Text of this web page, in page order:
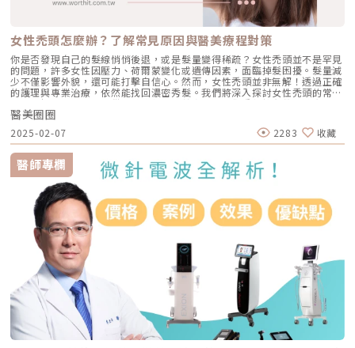
雕與雷射保養等術式時間短、顯效快且修復期短的輕醫美療程為主，嚴選先
進安全的醫美儀器，並由聖宜醫美團隊專業資深的醫師群與富愛心、耐心的
護理人員，提供民眾最合適的療程方案，讓愛美的妳利用午休短暫的時間空
檔體驗輕醫美的魅力！聖宜醫美集團行銷長洪淑媛表示 ：「聖宜診所開業
至今秉持初心，以『精雕細琢 完美妳型』的品牌精神，專業、安全、負責
任地為追求極致美麗的顧客創造價值。板橋館的開幕不僅實踐聖宜診所佈局
新北都會區的承諾，更代表聖宜診所高品質醫美服務密度的擴大。未來聖宜
醫美將持續串聯全台都會商圈，推動展店計畫，以合理實惠的價格提供優異
醫療品質與服務，拓展聖宜美麗生活圈，造福更多愛美民眾。」聖宜診所新
北市第一間分館今(22)隆重開幕。聖宜年度品牌大使許藍方(左二)、聖宜醫
美集團行銷長洪淑媛(中)與聖宜診所板橋館院長古恬音(右二)共同出席見
證。圖/聖宜診所提供。聖宜診所明星醫師古恬音領軍 專業團隊給妳高效優
質的呵護聖宜診所板橋館由聖宜明星醫師古恬音醫師與陳亮宇醫師擔任院
長，提供民眾不間斷的專業醫美療程服務。古恬音醫師擁有專業的美容醫學
知識，對於美學有獨到眼光，能因應求診者的條件需求量身規劃療程方案，
看診時親切、治療時果斷的風格備受好評；陳亮宇醫師則善於觀察時下臉型
線條，對想要保留個人風格的民眾提供細心實在的微調與保養建議，讓民眾
享有輕鬆舒適的變美體驗。板橋館開幕當日古恬音院長也親自出席，古恬音
院長表示：「在醫美成為熱門保養選項的今日，越來越多人了解醫美不是年
長者專屬，不同年齡層都能根據自己在意的部分尋求諮詢，一般來說現在女
性朋友都希望能看起來自帶光芒，有好的氣色面容，因此緊緻輪廓與立體五
官的療程與保養都相當受到歡迎；然而，除了專業與品質的要求外，忙碌的
生活步調讓更多民眾希望可以在短時間內看到一定的效果，高效、自然已成
為醫美關鍵字，因此對電音波、玻尿酸、肉毒等術後修復期短且顯效快的療
程接受度相當高；最後，也因為對高效的期待，所以在療程方案上也更趨向
複合、客製的規劃。」古院長接著表示，「聖宜診所進駐新北交通與商業樞
紐的板橋，就是看準板橋龐大的年輕、小資族群，以及他們對高效保養的期
待，以專業精質服務、安全合格的醫美儀器與舒適環境空間，提供最適切、
高效的客製化療程。希望每位蒞臨聖宜板橋館的愛美人士，都能在最寶貴的
時間內得到最美麗的體驗。」聖宜醫美在板橋開設全台第七間暨新北第一間
分館，串連台北市的忠孝與站前館，打造捷運藍線美麗「聖宜站」，擴大服
女性禿頭怎麼辦？了解常見原因與醫美療程對策
你是否發現自己的髮線悄悄後退，或是髮量變得稀疏？女性禿頭並不是罕見
的問題，許多女性因壓力、荷爾蒙變化或遺傳因素，面臨掉髮困擾。髮量減
少不僅影響外貌，還可能打擊自信心。然而，女性禿頭並非無解！透過正確
的護理與專業治療，依然能找回濃密秀髮。我們將深入探討女性禿頭的常見
原因、解決對策，並提供醫美療程的改善方法，讓你重新擁有豐盈健康的頭
髮！女性禿頭10大常見原因當發現自己的髮量逐漸變少，髮際線悄悄後退，
許多女性會感到焦慮不安。其實，女性禿頭的成因相當多元，可能與荷爾蒙
變化、壓力、遺傳，甚至是日常習慣有關。想要改善掉髮問題，首先要了解
背後的原因，才能找到適合自己的解決方案。以下整理出女性禿頭的常見原
因，幫助你找出可能的影響因素，及早調整對策！1. 荷爾蒙變化更年期、懷
孕、生產後，甚至多囊性卵巢症候群（PCOS）都可能影響雌激素與雄激素
平衡，導致掉髮增加。2. 遺傳因素如果家族中女性成員有禿頭病史，可能會
遺傳相應的基因，導致髮量減少，這被稱為「女性型雄性禿」。3. 壓力與生
活習慣長期壓力、睡眠不足、熬夜、飲食不均衡，會影響毛囊健康，甚至導
致「休止期掉髮」。4. 頭皮健康問題脂溢性皮膚炎、頭皮發炎、乾燥或油脂
過多，都可能影響毛囊環境，導致髮根脆弱、容易掉落。5. 營養不良或飲食
不均衡缺乏蛋白質、鐵質、維生素B群、鋅等關鍵營養素，會影響頭髮的生
長與強韌度，造成髮絲變細、易掉落。6. 過度燙染與造型傷害頻繁燙染、漂
髮，或是長時間使用高溫造型工具（如電棒、吹風機）可能損傷髮幹，使頭
髮變得脆弱易折斷。7. 減重過快或極端節食短時間內快速減重，可能導致營
養攝取不足，讓身體進入「能量保護模式」，減少對毛髮的營養供應，導致
大範圍掉髮。8. 自體免疫疾病如甲狀腺功能異常（甲狀腺低下或亢進）、紅
斑性狼瘡、圓禿，都可能造成異常掉髮。9. 藥物影響某些藥物，如避孕藥、
化療藥物、抗憂鬱藥、高血壓藥，可能影響毛髮的生長週期，導致掉髮。
10. 頭髮長期受到拉扯長期紮緊馬尾、編髮，或戴過緊的假髮、髮箍，可能
導致「牽引性掉髮」，使髮際線逐漸後退。女性禿頭怎麼改善？掌握這 7 大
醫美圈圈
2025-02-07 2283 收藏
醫師專欄